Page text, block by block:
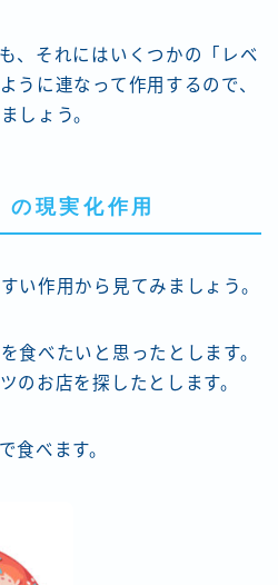
、それにはいくつかの「レベ
うに連なって作用するので、
しょう。
の現実化作用
い作用から見てみましょう。
食べたいと思ったとします。
のお店を探したとします。
食べます。